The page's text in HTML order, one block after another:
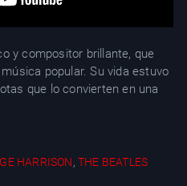
y compositor brillante, que
popular. Su vida estuvo
que lo convierten en una
HARRISON,THE BEATLES